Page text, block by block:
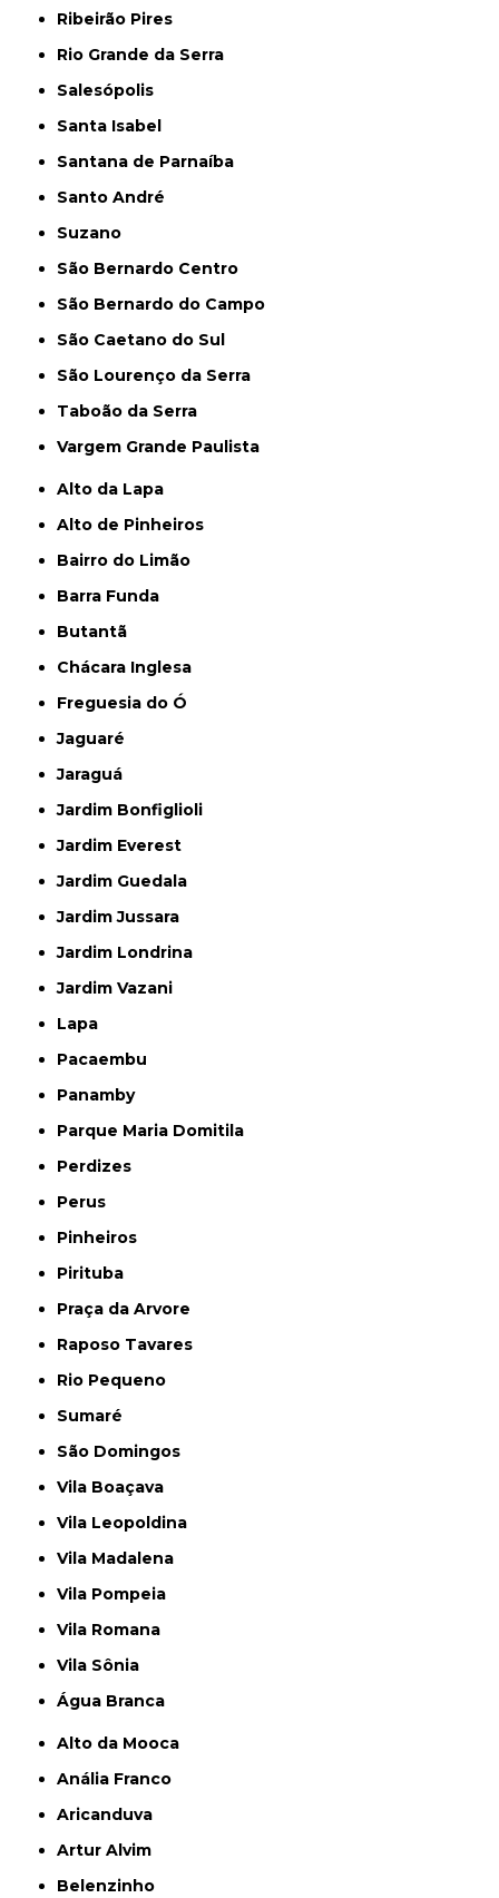
Ribeirão Pires
Rio Grande da Serra
Salesópolis
Santa Isabel
Santana de Parnaíba
Santo André
Suzano
São Bernardo Centro
São Bernardo do Campo
São Caetano do Sul
São Lourenço da Serra
Taboão da Serra
Vargem Grande Paulista
Alto da Lapa
Alto de Pinheiros
Bairro do Limão
Barra Funda
Butantã
Chácara Inglesa
Freguesia do Ó
Jaguaré
Jaraguá
Jardim Bonfiglioli
Jardim Everest
Jardim Guedala
Jardim Jussara
Jardim Londrina
Jardim Vazani
Lapa
Pacaembu
Panamby
Parque Maria Domitila
Perdizes
Perus
Pinheiros
Pirituba
Praça da Arvore
Raposo Tavares
Rio Pequeno
Sumaré
São Domingos
Vila Boaçava
Vila Leopoldina
Vila Madalena
Vila Pompeia
Vila Romana
Vila Sônia
Água Branca
Alto da Mooca
Anália Franco
Aricanduva
Artur Alvim
Belenzinho